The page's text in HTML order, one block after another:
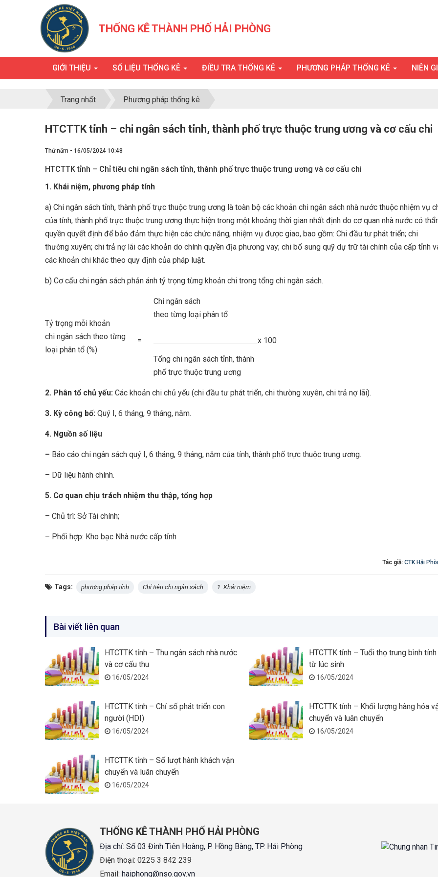
THỐNG KÊ THÀNH PHỐ HẢI PHÒNG
GIỚI THIỆU SỐ LIỆU THỐNG KÊ ĐIỀU TRA THỐNG KÊ PHƯƠNG PHÁP THỐNG KÊ NIÊN
Trang nhất Phương pháp thống kê
HTCTTK tỉnh – chi ngân sách tỉnh, thành phố trực thuộc trung ương và cơ cấu chi
Thứ năm - 16/05/2024 10:48
HTCTTK tỉnh – Chỉ tiêu chi ngân sách tỉnh, thành phố trực thuộc trung ương và cơ cấu chi
1. Khái niệm, phương pháp tính
a) Chi ngân sách tỉnh, thành phố trực thuộc trung ương là toàn bộ các khoản chi ngân sách nhà nước thuộc nhiệm vụ
của tỉnh, thành phố trực thuộc trung ương thực hiện trong một khoảng thời gian nhất định do cơ quan nhà nước có
quyền quyết định để bảo đảm thực hiện các chức năng, nhiệm vụ được giao, bao gồm: Chi đầu tư phát triển; chi
thường xuyên; chi trả nợ lãi các khoản do chính quyền địa phương vay; chi bổ sung quỹ dự trữ tài chính của cấp tỉnh
các khoản chi khác theo quy định của pháp luật.
b) Cơ cấu chi ngân sách phản ánh tỷ trọng từng khoản chi trong tổng chi ngân sách.
Tỷ trọng mỗi khoản
chi ngân sách theo từng
loại phân tổ (%)
=
Chi ngân sách
theo từng loại phân tổ
x 100
Tổng chi ngân sách tỉnh, thành
phố trực thuộc trung ương
2. Phân tổ chủ yếu: Các khoản chi chủ yếu (chi đầu tư phát triển, chi thường xuyên, chi trả nợ lãi).
3. Kỳ công bố: Quý I, 6 tháng, 9 tháng, năm.
4. Nguồn số liệu
– Báo cáo chi ngân sách quý I, 6 tháng, 9 tháng, năm của tỉnh, thành phố trực thuộc trung ương.
– Dữ liệu hành chính.
5. Cơ quan chịu trách nhiệm thu thập, tổng hợp
– Chủ trì: Sở Tài chính;
– Phối hợp: Kho bạc Nhà nước cấp tỉnh
Tác giả: CTK Hải
Tags: phương pháp tính Chỉ tiêu chi ngân sách 1. Khái niệm
Bài viết liên quan
HTCTTK tỉnh – Thu ngân sách nhà nước
và cơ cấu thu
16/05/2024
HTCTTK tỉnh – Tuổi thọ trung bình tính
từ lúc sinh
16/05/2024
HTCTTK tỉnh – Chỉ số phát triển con
người (HDI)
16/05/2024
HTCTTK tỉnh – Khối lượng hàng hóa
chuyển và luân chuyển
16/05/2024
HTCTTK tỉnh – Số lượt hành khách vận
chuyển và luân chuyển
16/05/2024
THỐNG KÊ THÀNH PHỐ HẢI PHÒNG
Địa chỉ: Số 03 Đinh Tiên Hoàng, P. Hồng Bàng, TP. Hải Phòng
Điện thoại: 0225 3 842 239
Email: haiphong@nso.gov.vn